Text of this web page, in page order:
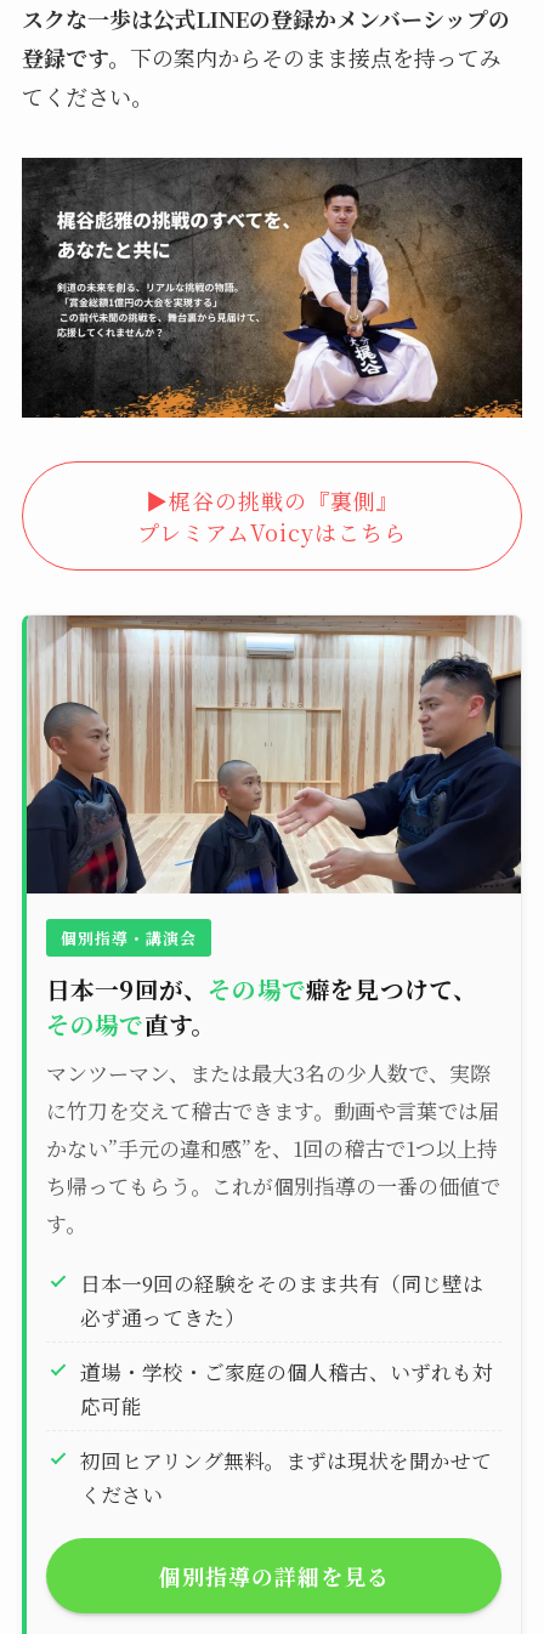
スクな一歩は公式LINEの登録かメンバーシップの
登録です。 下の案内からそのまま接点を持ってみ
てください。
▶︎梶谷の挑戦の『裏側』
プレミアムVoicyはこちら
個別指導・講演会
日本一9回が、 その場で癖を見つけて、
その場で直す。
マンツーマン、または最大3名の少人数で、実際
に竹刀を交えて稽古できます。動画や言葉では届
かない”手元の違和感”を、1回の稽古で1つ以上持
ち帰ってもらう。これが個別指導の一番の価値で
す。
日本一9回の経験をそのまま共有（同じ壁は
必ず通ってきた）
道場・学校・ご家庭の個人稽古、いずれも対
応可能
初回ヒアリング無料。まずは現状を聞かせて
ください
個別指導の詳細を見る